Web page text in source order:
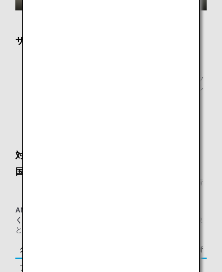
サービス内容
新聞・雑誌はANAアプリによるデジタル版コンテンツ
を提供しております。お客様ご自身のスマートフォン
対象のお客様
国際線到着ラウンジとして
* 他のスター アライアンス加盟航空会社運航便でご到着
ANAグループ運航便国際線（エアージャパン(NQ)便名を除
く）
をご利用の、以下に該当する当日ご到着のお客様が対象
となります。
クラス／ステイタス ご同行者
ファーストクラス